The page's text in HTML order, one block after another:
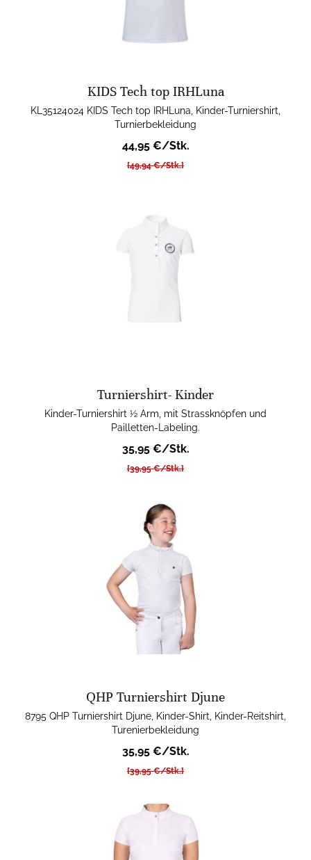
KIDS Tech top IRHLuna
KL35124024 KIDS Tech top IRHLuna, Kinder-Turniershirt,
Turnierbekleidung
44,95 €/Stk.
[49,94 €/Stk.]
Turniershirt- Kinder
Kinder-Turniershirt ½ Arm, mit Strassknöpfen und
Pailletten-Labeling.
35,95 €/Stk.
[39,95 €/Stk.]
QHP Turniershirt Djune
8795 QHP Turniershirt Djune, Kinder-Shirt, Kinder-Reitshirt,
Turenierbekleidung
35,95 €/Stk.
[39,95 €/Stk.]